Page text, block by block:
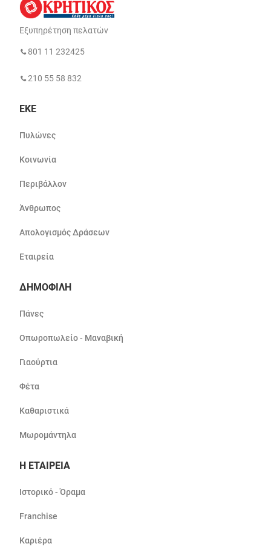
Εξυπηρέτηση πελατών
801 11 232425
210 55 58 832
ΕΚΕ
Πυλώνες
Κοινωνία
Περιβάλλον
Άνθρωπος
Απολογισμός Δράσεων
Εταιρεία
ΔΗΜΟΦΙΛΗ
Πάνες
Οπωροπωλείο - Μαναβική
Γιαούρτια
Φέτα
Καθαριστικά
Μωρομάντηλα
Η ΕΤΑΙΡΕΙΑ
Ιστορικό - Όραμα
Franchise
Καριέρα